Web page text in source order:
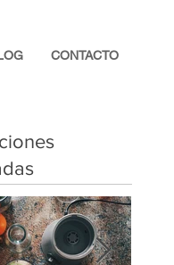
CONTACTO